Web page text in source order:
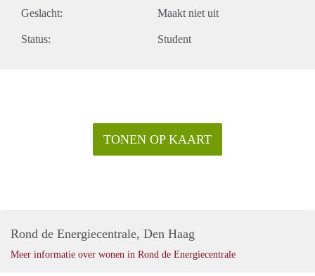
Geslacht: Maakt niet uit
Status: Student
TONEN OP KAART
Rond de Energiecentrale, Den Haag
Meer informatie over wonen in Rond de Energiecentrale